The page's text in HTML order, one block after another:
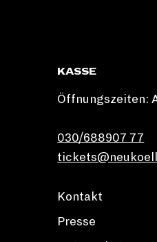
KASSE
Öffnungszeiten:
030/688907 77
Kontakt
Presse